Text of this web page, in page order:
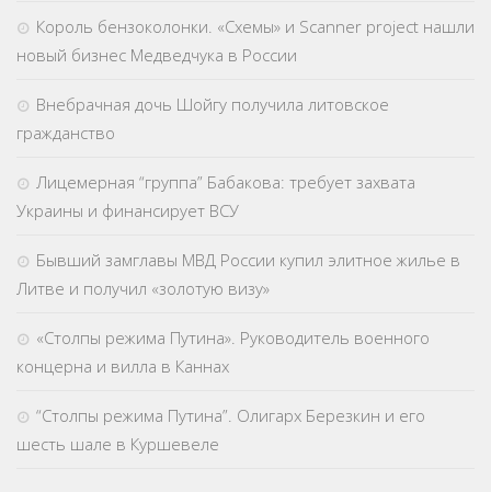
Король бензоколонки. «Схемы» и Scanner project нашли
новый бизнес Медведчука в России
Внебрачная дочь Шойгу получила литовское
гражданство
Лицемерная “группа” Бабакова: требует захвата
Украины и финансирует ВСУ
Бывший замглавы МВД России купил элитное жилье в
Литве и получил «золотую визу»
«Столпы режима Путина». Руководитель военного
концерна и вилла в Каннах
“Столпы режима Путина”. Олигарх Березкин и его
шесть шале в Куршевеле